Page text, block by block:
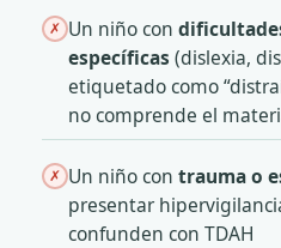
✗ Un niño con
específicas (dislexia,
etiquetado como
no comprende el
✗ Un niño con trauma o
presentar
confunden con TDAH